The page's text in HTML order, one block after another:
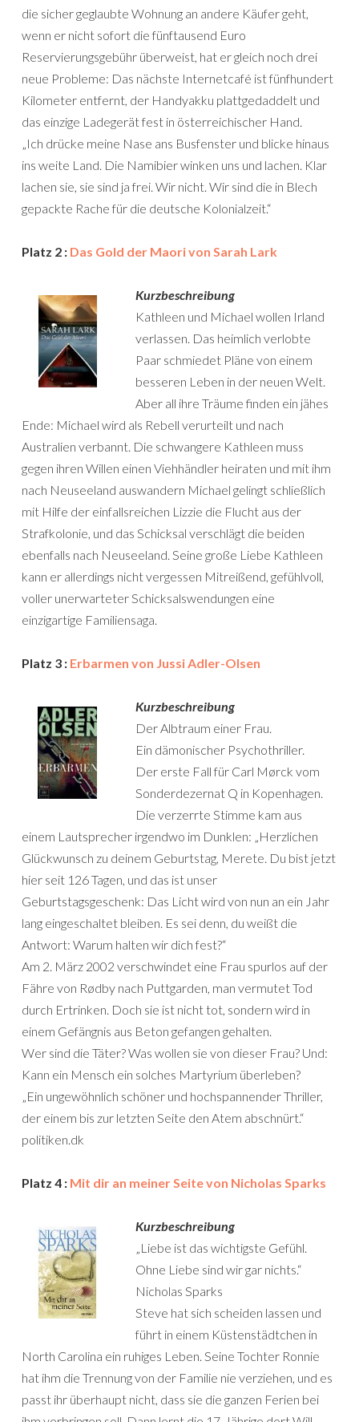
die sicher geglaubte Wohnung an andere Käufer geht,
wenn er nicht sofort die fünftausend Euro
Reservierungsgebühr überweist, hat er gleich noch drei
neue Probleme: Das nächste Internetcafé ist fünfhundert
Kilometer entfernt, der Handyakku plattgedaddelt und
das einzige Ladegerät fest in österreichischer Hand.
„Ich drücke meine Nase ans Busfenster und blicke hinaus
ins weite Land. Die Namibier winken uns und lachen. Klar
lachen sie, sie sind ja frei. Wir nicht. Wir sind die in Blech
gepackte Rache für die deutsche Kolonialzeit.“
Platz 2 : Das Gold der Maori von Sarah Lark
Kurzbeschreibung
Kathleen und Michael wollen Irland
verlassen. Das heimlich verlobte
Paar schmiedet Pläne von einem
besseren Leben in der neuen Welt.
Aber all ihre Träume finden ein jähes
Ende: Michael wird als Rebell verurteilt und nach
Australien verbannt. Die schwangere Kathleen muss
gegen ihren Willen einen Viehhändler heiraten und mit ihm
nach Neuseeland auswandern Michael gelingt schließlich
mit Hilfe der einfallsreichen Lizzie die Flucht aus der
Strafkolonie, und das Schicksal verschlägt die beiden
ebenfalls nach Neuseeland. Seine große Liebe Kathleen
kann er allerdings nicht vergessen Mitreißend, gefühlvoll,
voller unerwarteter Schicksalswendungen eine
einzigartige Familiensaga.
Platz 3 : Erbarmen von Jussi Adler-Olsen
Kurzbeschreibung
Der Albtraum einer Frau.
Ein dämonischer Psychothriller.
Der erste Fall für Carl Mørck vom
Sonderdezernat Q in Kopenhagen.
Die verzerrte Stimme kam aus
einem Lautsprecher irgendwo im Dunklen: „Herzlichen
Glückwunsch zu deinem Geburtstag, Merete. Du bist jetzt
hier seit 126 Tagen, und das ist unser
Geburtstagsgeschenk: Das Licht wird von nun an ein Jahr
lang eingeschaltet bleiben. Es sei denn, du weißt die
Antwort: Warum halten wir dich fest?“
Am 2. März 2002 verschwindet eine Frau spurlos auf der
Fähre von Rødby nach Puttgarden, man vermutet Tod
durch Ertrinken. Doch sie ist nicht tot, sondern wird in
einem Gefängnis aus Beton gefangen gehalten.
Wer sind die Täter? Was wollen sie von dieser Frau? Und:
Kann ein Mensch ein solches Martyrium überleben?
„Ein ungewöhnlich schöner und hochspannender Thriller,
der einem bis zur letzten Seite den Atem abschnürt.“
politiken.dk
Platz 4 : Mit dir an meiner Seite von Nicholas Sparks
Kurzbeschreibung
„Liebe ist das wichtigste Gefühl.
Ohne Liebe sind wir gar nichts.“
Nicholas Sparks
Steve hat sich scheiden lassen und
führt in einem Küstenstädtchen in
North Carolina ein ruhiges Leben. Seine Tochter Ronnie
hat ihm die Trennung von der Familie nie verziehen, und es
passt ihr überhaupt nicht, dass sie die ganzen Ferien bei